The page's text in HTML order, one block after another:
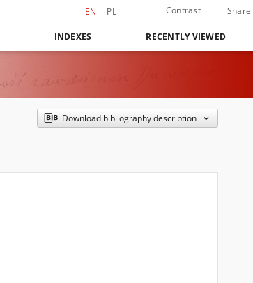
EN PL Contrast Share
INDEXES RECENTLY VIEWED
Download bibliography description